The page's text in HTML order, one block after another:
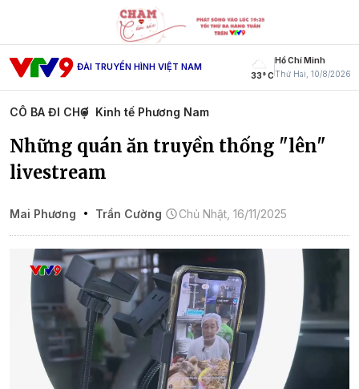
ĐÀI TRUYỀN HÌNH VIỆT NAM
33° C
Hồ Chí Minh
Thứ Hai, 10/8/2026
CÔ BA ĐI CHỢ Kinh tế Phương Nam
Những quán ăn truyền thống "lên"
livestream
Mai Phương Trần Cường Chủ Nhật, 16/11/2025